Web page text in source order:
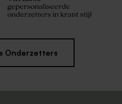
gepersonaliseerde
onderzetters in krant stijl
Onderzetters